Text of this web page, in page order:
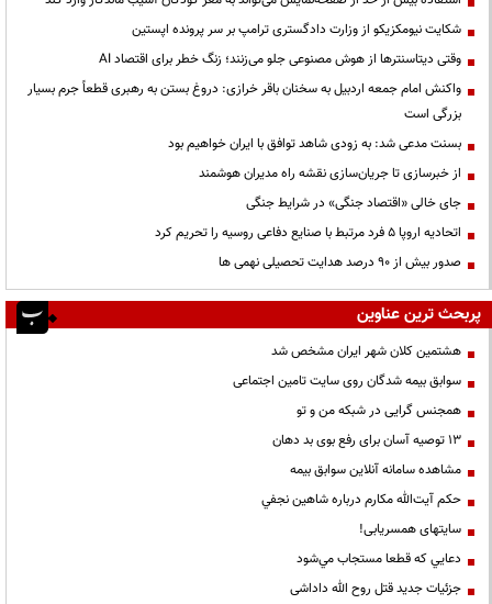
شکایت نیومکزیکو از وزارت دادگستری ترامپ بر سر پرونده اپستین
وقتی دیتاسنترها از هوش مصنوعی جلو می‌زنند؛ زنگ خطر برای اقتصاد AI
واکنش امام جمعه اردبیل به سخنان باقر خرازی: دروغ بستن به رهبری قطعاً جرم بسیار
بزرگی است
بسنت مدعی شد: به زودی شاهد توافق با ایران خواهیم بود
از خبرسازی تا جریان‌سازی نقشه راه مدیران هوشمند
جای خالی «اقتصاد جنگی» در شرایط جنگی
اتحادیه اروپا ۵ فرد مرتبط با صنایع دفاعی روسیه را تحریم کرد
صدور بیش از ۹۰ درصد هدایت تحصیلی نهمی ها
پربحث ترین عناوین
هشتمین کلان شهر ایران مشخص شد
سوابق بیمه شدگان روی سایت تامین اجتماعی
همجنس گرایی در شبکه من و تو
13 توصیه آسان برای رفع بوی بد دهان
مشاهده سامانه آنلاين سوابق بیمه
حكم آيت‌الله مكارم درباره شاهين نجفي
سایتهای همسریابی!
دعايي كه قطعا مستجاب مي‌شود
جزئیات جدید قتل روح الله داداشی